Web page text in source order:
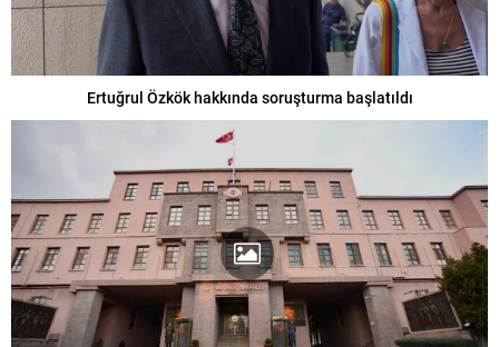
Ertuğrul Özkök hakkında soruşturma başlatıldı